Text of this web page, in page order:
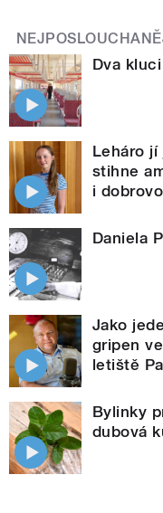
Dva
Leháro
stihne
i
Daniela
Jako
gripen
letiště
Bylinky
dubová